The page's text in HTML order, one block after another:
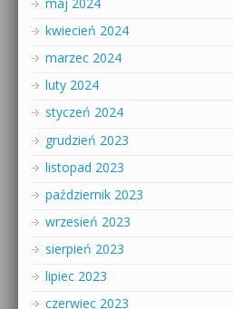
kwiecień 2024
marzec 2024
luty 2024
styczeń 2024
grudzień 2023
listopad 2023
październik 2023
wrzesień 2023
sierpień 2023
lipiec 2023
czerwiec 2023